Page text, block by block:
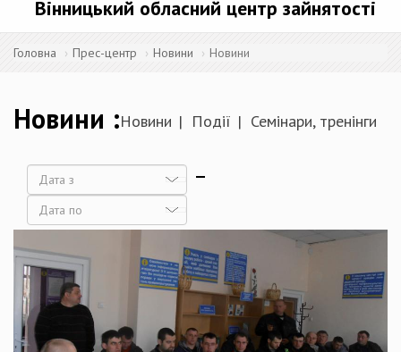
Вінницький обласний центр зайнятості
Головна Прес-центр Новини Новини
Новини Новини Події Семінари, тренінги
Дата
Дата